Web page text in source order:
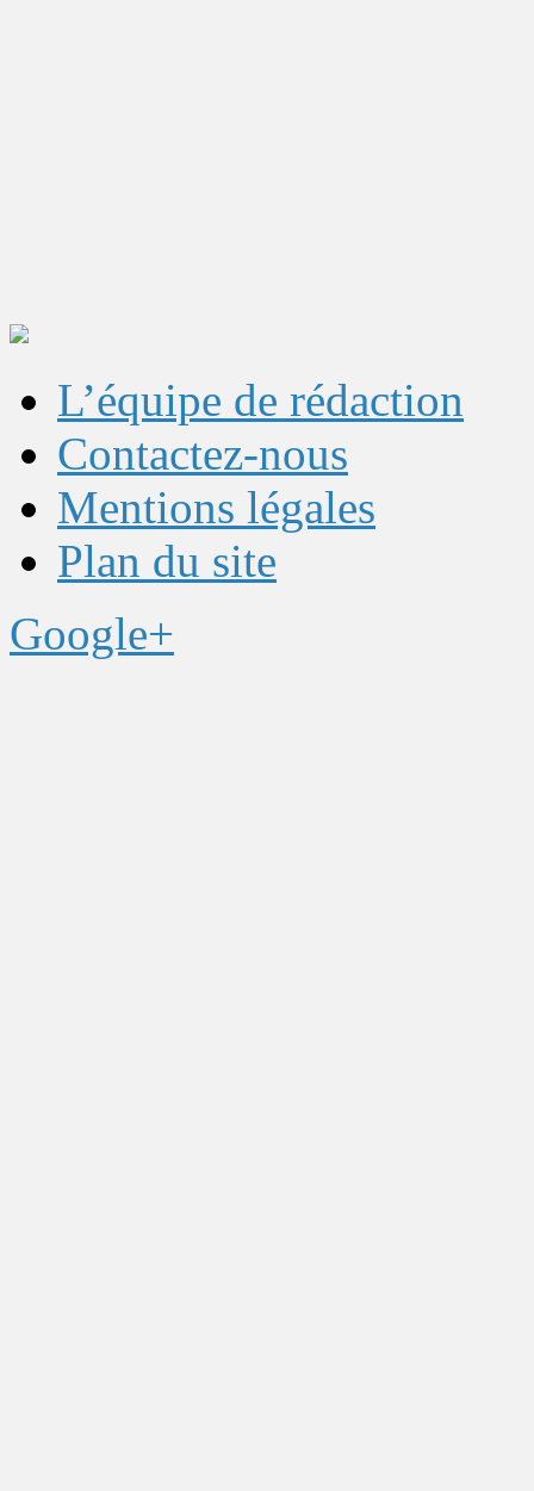
L’équipe de rédaction
Contactez-nous
Mentions légales
Plan du site
Google+